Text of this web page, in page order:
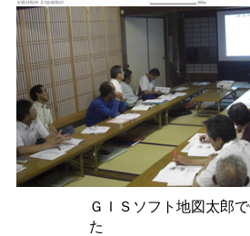
ＧＩＳソフト地図太郎
た